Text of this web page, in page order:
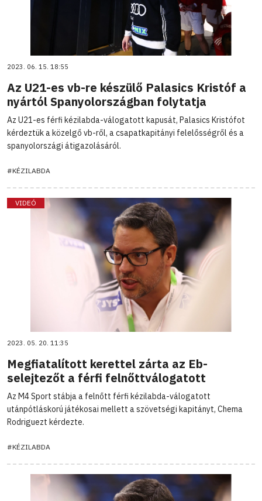
2023. 06. 15. 18:55
Az U21-es vb-re készülő Palasics Kristóf a
nyártól Spanyolországban folytatja
Az U21-es férfi kézilabda-válogatott kapusát, Palasics Kristófot
kérdeztük a közelgő vb-ről, a csapatkapitányi felelősségről és a
spanyolországi átigazolásáról.
#KÉZILABDA
VIDEÓ
2023. 05. 20. 11:35
Megfiatalított kerettel zárta az Eb-
selejtezőt a férfi felnőttválogatott
Az M4 Sport stábja a felnőtt férfi kézilabda-válogatott
utánpótláskorú játékosai mellett a szövetségi kapitányt, Chema
Rodriguezt kérdezte.
#KÉZILABDA